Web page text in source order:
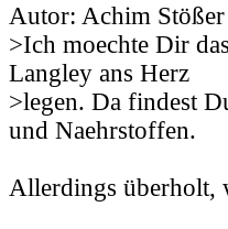
Autor: Achim
>Ich moechte Dir
Langley ans Herz
>legen. Da findest
und Naehrstoffen.
Allerdings überholt,